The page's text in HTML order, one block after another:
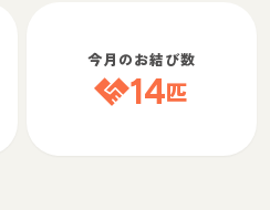
今月のお結び数
14匹